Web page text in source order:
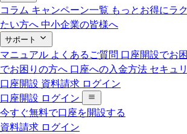
コラム キャンペーン一覧 もっとお得にラ
たい方へ中小企業の皆様へ
サポート
マニュアル よくあるご質問 口座開設でお
でお困りの方へ 口座への入金方法 セキュ
口座開設 資料請求 ログイン
口座開設 ログイン
今すぐ無料で口座を開設する
資料請求 ログイン